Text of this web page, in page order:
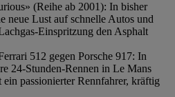
(Reihe ab 2001): In bisher
neue Lust auf schnelle Autos und
Einspritzung den Asphalt
512 gegen Porsche 917: In
24-Stunden-Rennen in Le Mans
passionierter Rennfahrer, kräftig